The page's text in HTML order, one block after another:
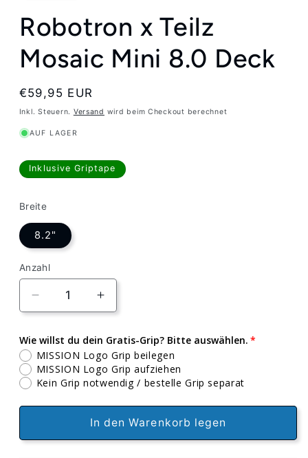
Robotron x Teilz
Mosaic Mini 8.0 Deck
Normaler
Preis
€59,95 EUR
Inkl. Steuern. Versand wird beim Checkout berechnet
AUF LAGER
Inklusive Griptape
Breite
8.2"
Anzahl
Verringere
die
für
Robotron
x
Mosaic
8.0
Erhöhe
die
für
Robotron
x
Mosaic
Mini
8.0
Wie willst du dein Gratis-Grip? Bitte auswählen.
MISSION Logo Grip beilegen
MISSION Logo Grip aufziehen
Kein Grip notwendig / bestelle Grip separat
In den Warenkorb legen